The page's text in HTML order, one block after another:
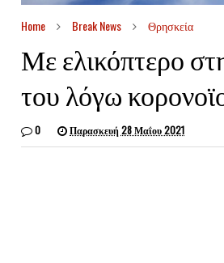
Home Break News Θρησκεία
Με ελικόπτερο
του λόγω
0 Παρασκευή 28 Μαΐου 2021